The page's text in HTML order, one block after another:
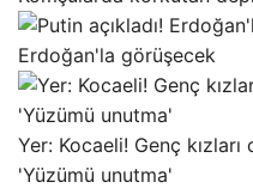
Erdoğan'la görüşecek
Yer: Kocaeli! Genç
'Yüzümü unutma'